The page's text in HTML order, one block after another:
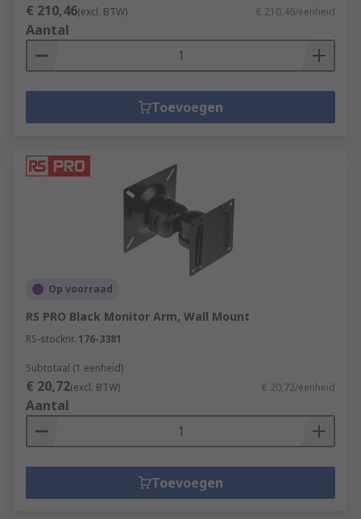
€ 210,46(excl. BTW) € 210,46/eenheid
Aantal
Toevoegen
Op voorraad
RS PRO Black Monitor Arm, Wall Mount
RS-stocknr. 176-3381
Subtotaal (1 eenheid)
€ 20,72(excl. BTW) € 20,72/eenheid
Aantal
Toevoegen